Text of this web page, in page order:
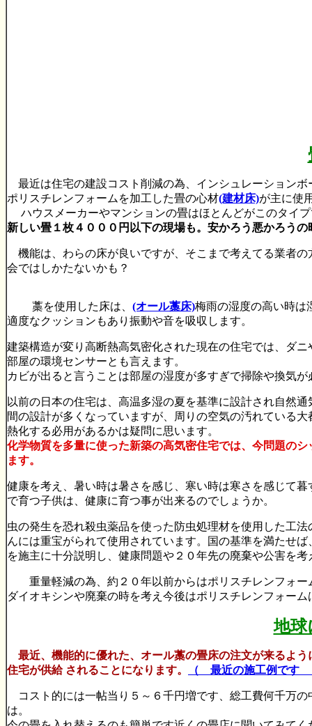
最近は住宅の建設コスト削減の為、インシュレーション
ポリスチレンフォームを加工した畳の心材(建材床)が主に使
ハウスメーカーやマンションの畳はほとんどがこのタイ
新しい畳１枚４０００円以下の現場も。安かろう悪かろうの
機能は、わらの床が良いですが、そこまで考えてる業者
会ではしかたないかも？
藁を使用した床は、 (オール藁床)梅雨の湿度の高い時は
適度なクッションもあり振動や音を吸収します。
建築構造が変り高断熱高気密化された現在の住宅では、ダ
部屋の環境センサーとも言えます。
カビが出ると言うことは部屋の湿度が多すぎで掃除や換気
以前の日本の住宅は、高温多湿の夏を基準に設計され自然
間の設計が多くなっていますが、周りの空気の汚れている
熱化する必用があるかは疑問に思います。
化学物質を多量に使った新築の高気密住宅では、今問題の
ます。
健康を考え、暑い時は暑さを感じ、寒い時は寒さを感じて
で育つ子供は、健康に育つ事が出来るのでしょうか。
虫の発生を恐れ殺虫薬品を使った防虫処理材を使用した工
んには重宝がられて使用されています。国の基準を満たせ
を施主に十分説明し、健康問題や２０年先の廃棄や公害を
重量軽減の為、約２０年以前からはポリスチレンフォー
ダイオキシンや廃棄の時を考え今後はポリスチレンフォー
地球
最近、機能的に優れた、オール藁の畳床の注文が来るよ
住宅が供給 されることになります。
（ 最近の施工例です
コスト的には一帖当り５～６千円増です、総工費何千万
は。